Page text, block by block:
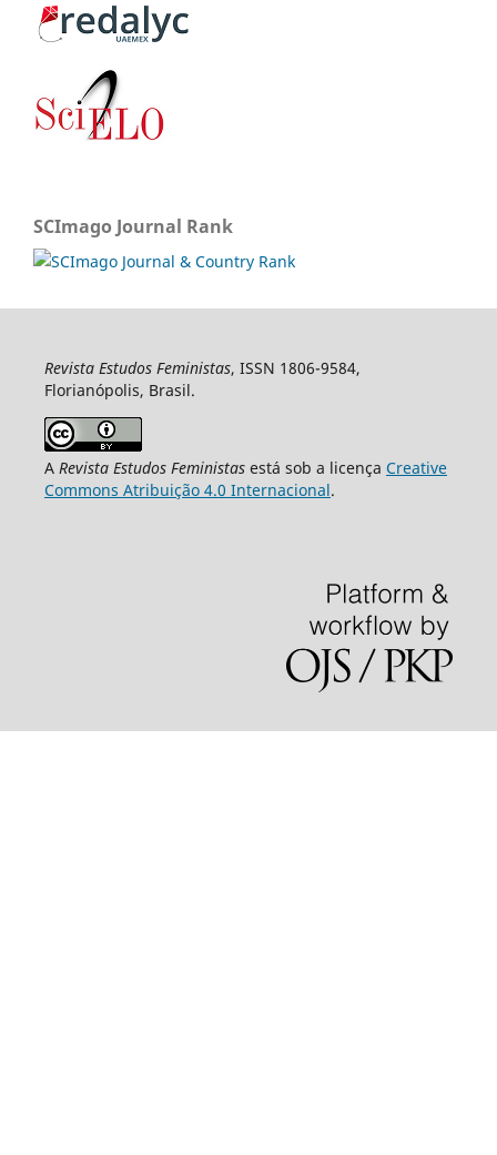
SCImago Journal Rank
Revista Estudos Feministas, ISSN 1806-9584,
Florianópolis, Brasil.
A Revista Estudos Feministasestá sob a licença Creative
Commons Atribuição 4.0 Internacional.